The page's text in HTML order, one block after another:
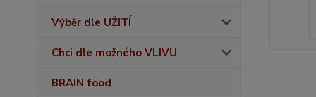
Výběr dle UŽITÍ
Chci dle možného VLIVU
BRAIN food